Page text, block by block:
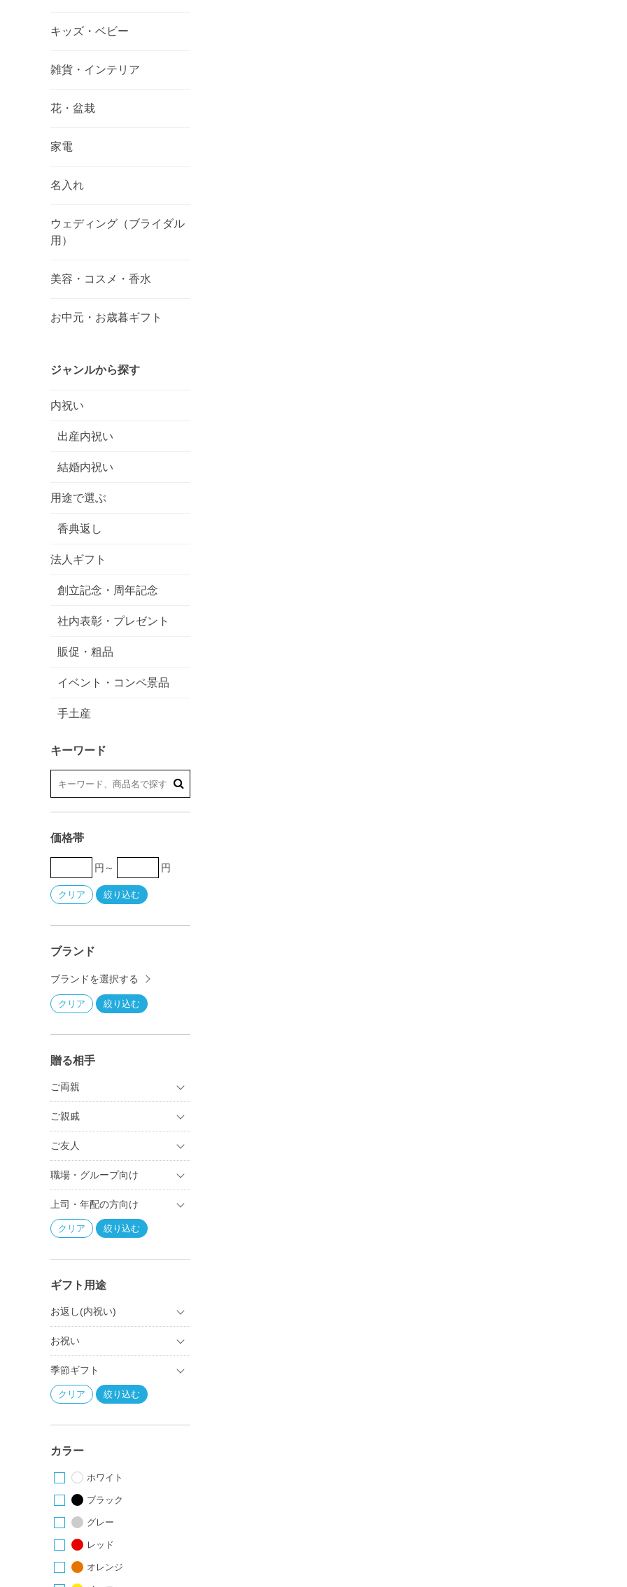
キッズ・ベビー
雑貨・インテリア
花・盆栽
家電
名入れ
ウェディング（ブライダル
用）
美容・コスメ・香水
お中元・お歳暮ギフト
ジャンルから探す
内祝い
出産内祝い
結婚内祝い
用途で選ぶ
香典返し
法人ギフト
創立記念・周年記念
社内表彰・プレゼント
販促・粗品
イベント・コンペ景品
手土産
キーワード
価格帯
円～ 円
ブランド
ブランドを選択する
贈る相手
ご両親
ご親戚
ご友人
職場・グループ向け
上司・年配の方向け
ギフト用途
お返し(内祝い)
お祝い
季節ギフト
カラー
ホワイト
ブラック
グレー
レッド
オレンジ